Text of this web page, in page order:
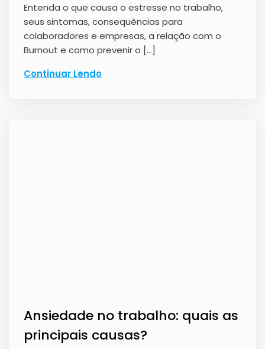
Entenda o que causa o estresse no trabalho,
seus sintomas, consequências para
colaboradores e empresas, a relação com o
Burnout e como prevenir o […]
Continuar Lendo
Ansiedade no trabalho: quais as
principais causas?